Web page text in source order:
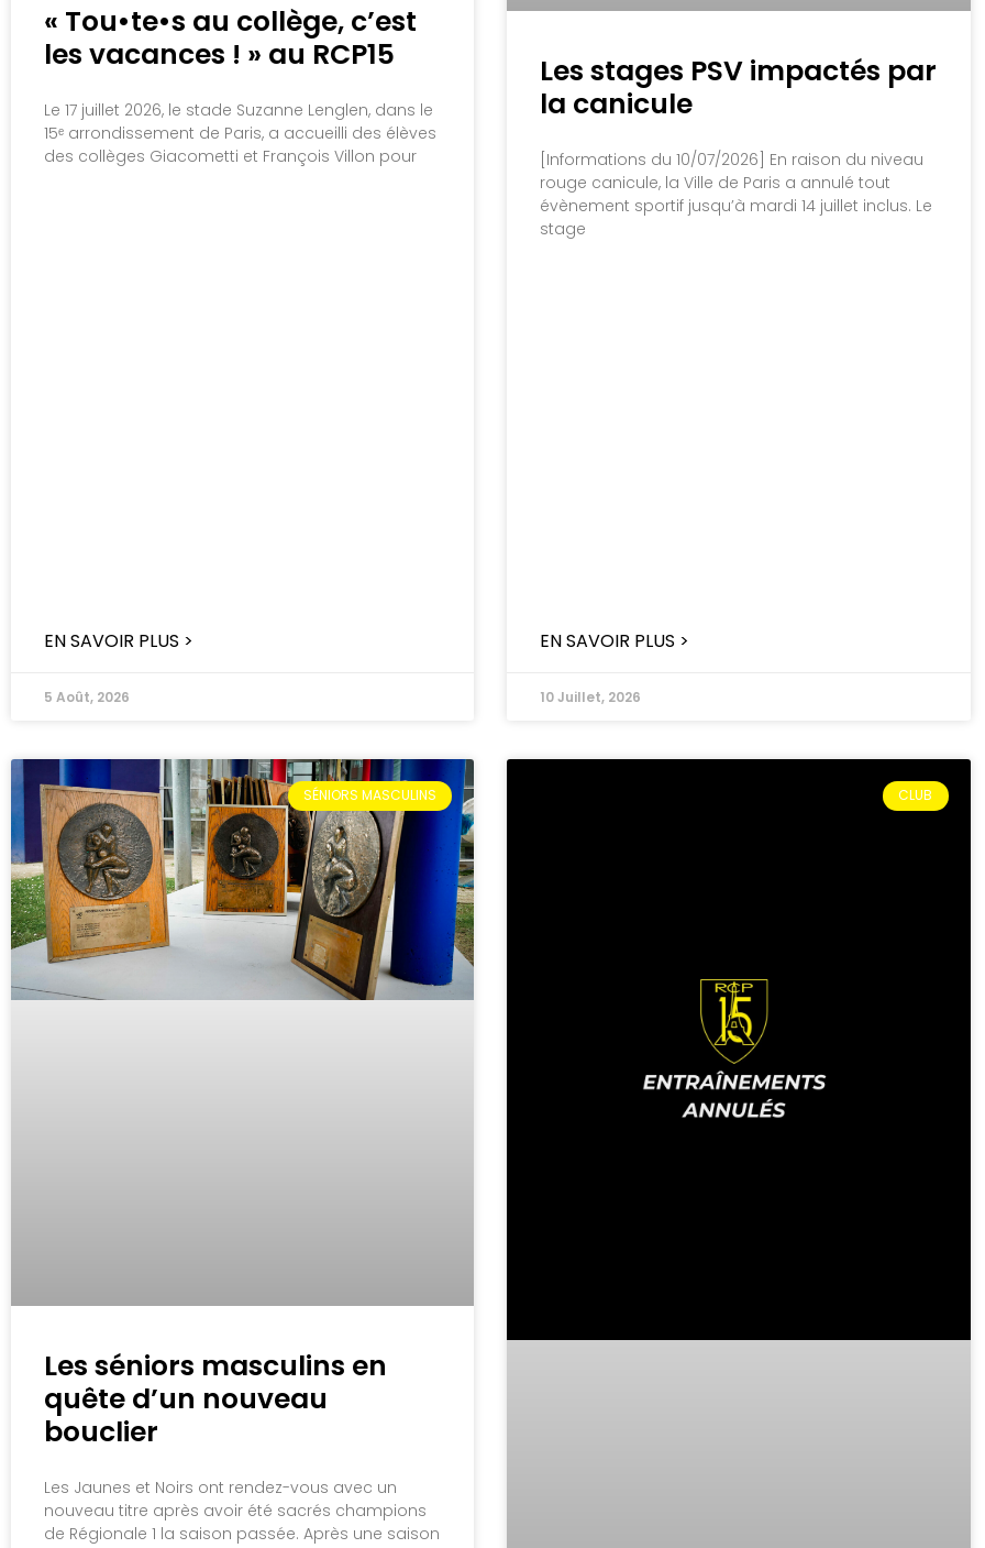
« Tou•te•s au collège, c’est
les vacances ! » au RCP15
Le 17 juillet 2026, le stade Suzanne Lenglen, dans le
15ᵉ arrondissement de Paris, a accueilli des élèves
des collèges Giacometti et François Villon pour
EN SAVOIR PLUS >
5 Août, 2026
Les stages PSV impactés par
la canicule
[Informations du 10/07/2026] En raison du niveau
rouge canicule, la Ville de Paris a annulé tout
évènement sportif jusqu’à mardi 14 juillet inclus. Le
stage
EN SAVOIR PLUS >
10 Juillet, 2026
SÉNIORS MASCULINS
Les séniors masculins en
quête d’un nouveau
bouclier
Les Jaunes et Noirs ont rendez-vous avec un
nouveau titre après avoir été sacrés champions
de Régionale 1 la saison passée. Après une saison
CLUB